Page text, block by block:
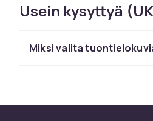
elokuvantekoa kaikkialta
draamoja, eteläkorealaisia
Usein kysyttyä
Miksi valita